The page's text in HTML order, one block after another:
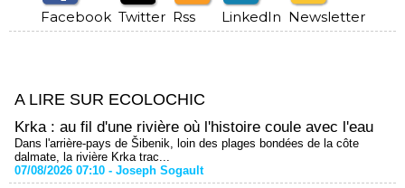
Facebook Twitter Rss LinkedIn Newsletter
A LIRE SUR ECOLOCHIC
Krka : au fil d'une rivière où l'histoire coule avec l'eau
Dans l'arrière-pays de Šibenik, loin des plages bondées de la côte
dalmate, la rivière Krka trac...
07/08/2026 07:10 - Joseph Sogault